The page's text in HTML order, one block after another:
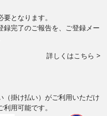
となります。
完了のご報告を、ご登録メー
詳しくはこちら >
（掛け払い）がご利用いただけ
用可能です。